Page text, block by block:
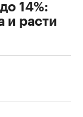
14%:
и расти